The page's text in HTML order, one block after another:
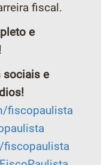
fiscal.
e
sociais e
fiscopaulista
fiscopaulista